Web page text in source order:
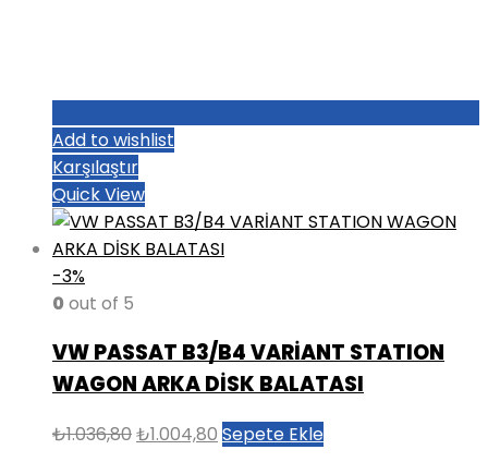
Add to wishlist
Karşılaştır
Quick View
-3%
0 out of 5
VW PASSAT B3/B4 VARİANT STATION
WAGON ARKA DİSK BALATASI
₺1.036,80Orijinal
₺1.004,80 Şu
Sepete Ekle